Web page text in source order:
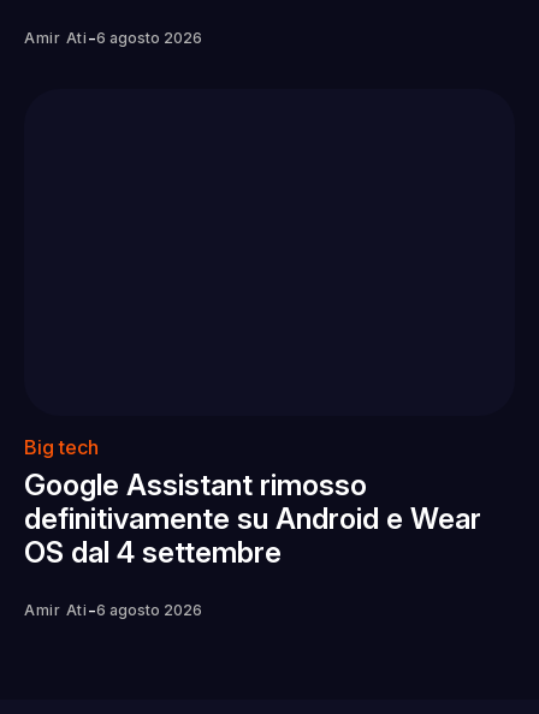
Amir Ati -6 agosto 2026
Big tech
Google Assistant rimosso
definitivamente su Android e Wear
OS dal 4 settembre
Amir Ati -6 agosto 2026